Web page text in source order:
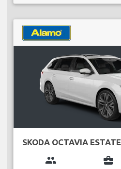
SKODA OCTAVIA ESTATE
group business_center